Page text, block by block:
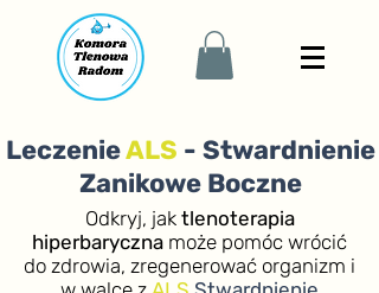
LeczenieALS - Stwardnienie
Zanikowe Boczne
Odkryj, jak tlenoterapia
hiperbaryczna może pomóc wrócić
do zdrowia, zregenerować organizm i